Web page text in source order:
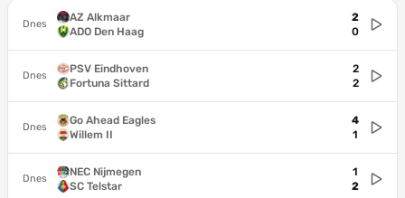
Dnes
AZ Alkmaar
ADO Den Haag
2
0
Dnes
PSV Eindhoven
Fortuna Sittard
2
2
Dnes
Go Ahead Eagles
Willem II
4
1
Dnes
NEC Nijmegen
SC Telstar
1
2